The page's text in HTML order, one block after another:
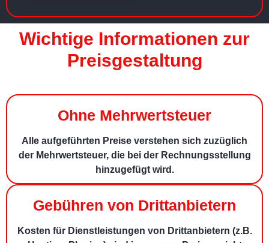
Wichtige Informationen zur
Preisgestaltung
Ohne Mehrwertsteuer
Alle aufgeführten Preise verstehen sich zuzüglich
der Mehrwertsteuer, die bei der Rechnungsstellung
hinzugefügt wird.
Gebühren von Drittanbietern
Kosten für Dienstleistungen von Drittanbietern (z.B.